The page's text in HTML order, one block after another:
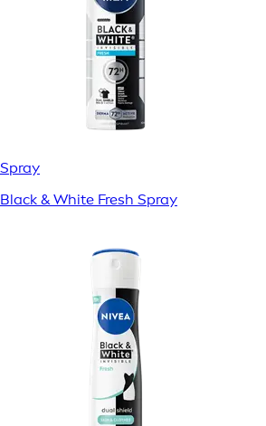
Spray
Black & White Fresh Spray